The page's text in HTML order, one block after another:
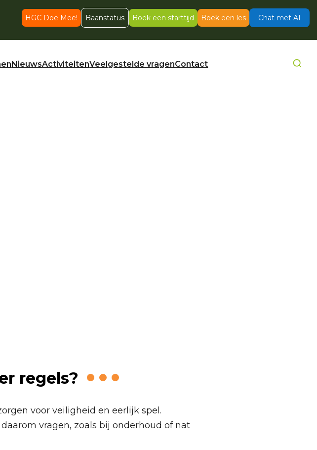
HGC Doe Mee! Baanstatus Boek een starttijd Boek een les Chat met AI
NieuwsActiviteitenVeelgestelde vragenContact
regels?
voor veiligheid en eerlijk spel.
vragen, zoals bij onderhoud of nat